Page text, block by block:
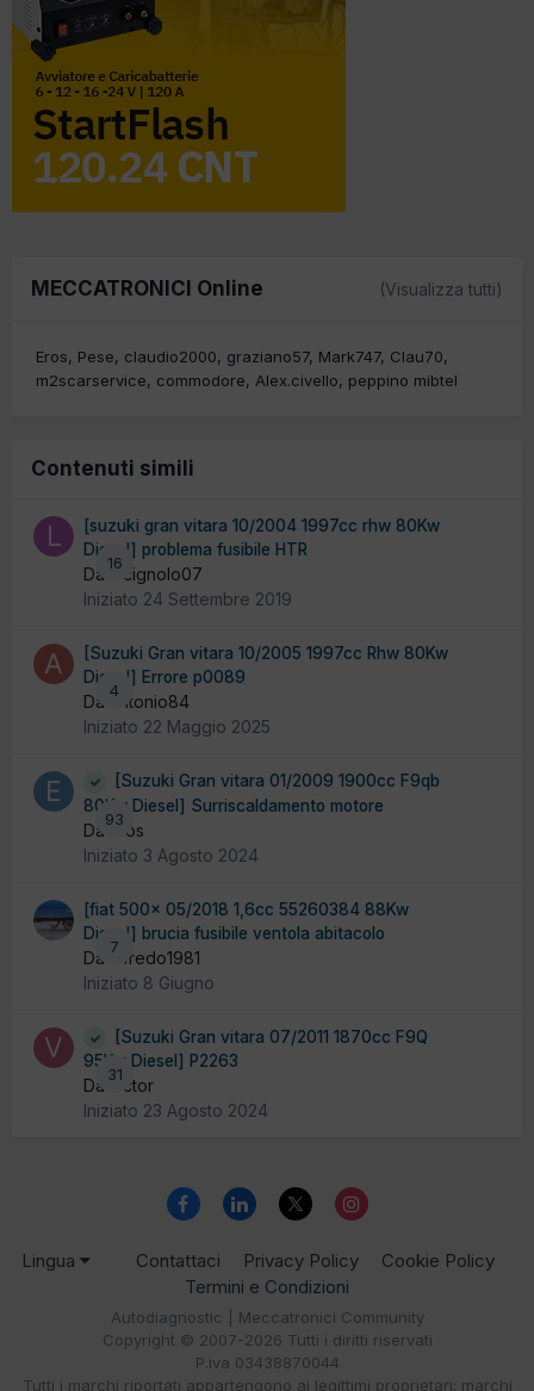
MECCATRONICI Online (Visualizza tutti)
Eros Pese claudio2000 graziano57 Mark747 Clau70
m2scarservice
commodore Alex.civello peppino mibtel
Contenuti simili
16
[suzuki gran vitara 10/2004 1997cc rhw 80Kw
Diesel] problema fusibile HTR
Da lucignolo07
Iniziato 24 Settembre 2019
4
[Suzuki Gran vitara 10/2005 1997cc Rhw 80Kw
Diesel] Errore p0089
Da antonio84
Iniziato 22 Maggio 2025
93
[Suzuki Gran vitara 01/2009 1900cc F9qb
80Kw Diesel] Surriscaldamento motore
Da Eros
Iniziato 3 Agosto 2024
7
[fiat 500x 05/2018 1,6cc 55260384 88Kw
Diesel] brucia fusibile ventola abitacolo
Da alfredo1981
Iniziato 8 Giugno
31
[Suzuki Gran vitara 07/2011 1870cc F9Q
95Kw Diesel] P2263
Da victor
Iniziato 23 Agosto 2024
Lingua Contattaci Privacy Policy
Cookie Policy
Termini e Condizioni
Autodiagnostic | Meccatronici Community
Copyright © 2007-2026 Tutti i diritti riservati
P.iva 03438870044
Tutti i marchi riportati appartengono ai legittimi proprietari; marchi